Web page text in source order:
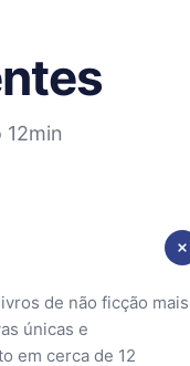
de não ficção mais
únicas e
em cerca de 12